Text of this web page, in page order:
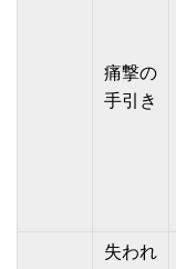
痛撃の
手引き
失われ